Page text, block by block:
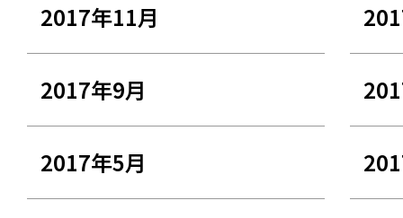
2017年11月
2017年9月
2017年5月